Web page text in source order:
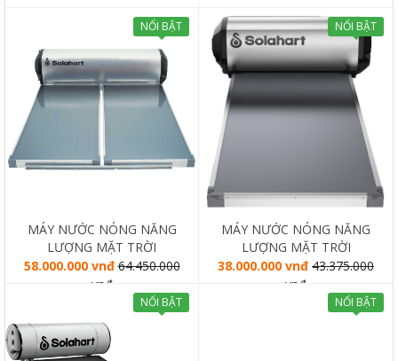
NỔI BẬT
MÁY NƯỚC NÓNG NĂNG
LƯỢNG MẶT TRỜI
SOLAHART PREMIUM L
300L
58.000.000 vnđ 64.450.000
vnđ
NỔI BẬT
MÁY NƯỚC NÓNG NĂNG
LƯỢNG MẶT TRỜI
SOLAHART PREMIUM L
180L
38.000.000 vnđ 43.375.000
vnđ
NỔI BẬT NỔI BẬT